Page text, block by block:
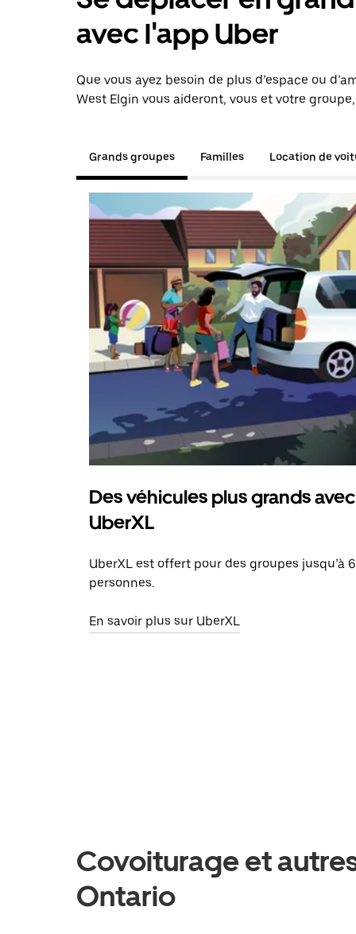
avec l'app Uber
Que vous ayez besoin de plus d’espace ou
West Elgin vous aideront, vous et votre
Grands groupes Familles Location de
Des véhicules plus grands avec
UberXL
UberXL est offert pour des groupes jusqu’à 6
personnes.
En savoir plus sur UberXL
Covoiturage et
Ontario